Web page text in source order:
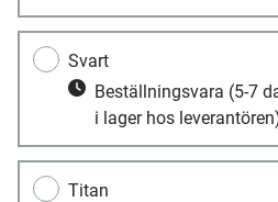
Svart
Beställningsvara (5-7
i lager hos
Titan